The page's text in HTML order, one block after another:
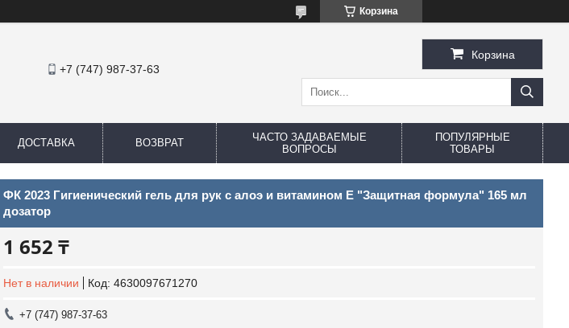
Корзина
+7 (747) 987-37-63
Корзина
ДОСТАВКА ВОЗВРАТ
ЧАСТО ЗАДАВАЕМЫЕ
ВОПРОСЫ
ПОПУЛЯРНЫЕ
ТОВАРЫ
ФК 2023 Гигиенический гель для рук с алоэ и витамином Е "Защитная формула" 165 мл
дозатор
1 652 ₸
Нет в наличии Код: 4630097671270
+7 (747) 987-37-63